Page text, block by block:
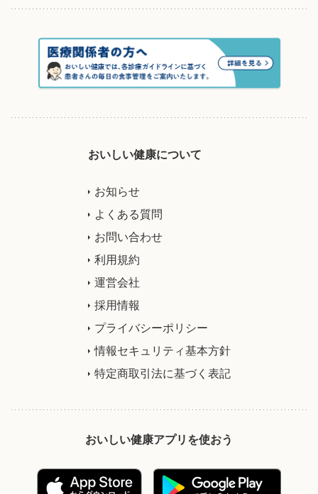
おいしい健康について
お知らせ
よくある質問
お問い合わせ
利用規約
運営会社
採用情報
プライバシーポリシー
情報セキュリティ基本方針
特定商取引法に基づく表記
おいしい健康アプリを使おう